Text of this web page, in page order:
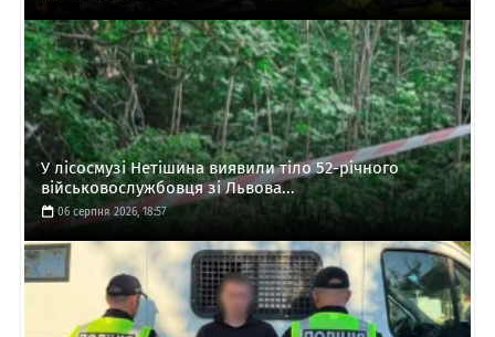
У лісосмузі Нетішина виявили тіло 52-річного
військовослужбовця зі Львова...
06 серпня 2026, 18:57